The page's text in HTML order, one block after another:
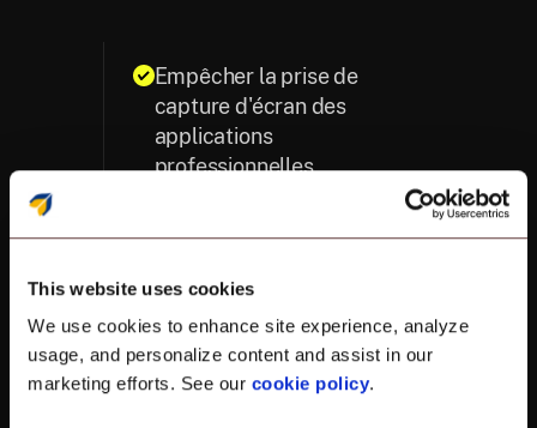
This website uses cookies
We use cookies to enhance site experience, analyze
usage, and personalize content and assist in our
marketing efforts. See our cookie policy.
Empêcher la prise de
capture d'écran des
applications
professionnelles
Activer ou désactiver le
partage de données entre
les conteneurs personnels et
professionnels